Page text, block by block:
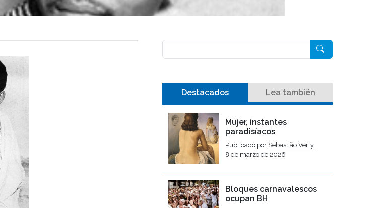
Destacados Lea también
Mujer, instantes
paradisíacos
Publicado por Sebastião Verly
8 de marzo de 2026
Bloques carnavalescos
ocupan BH